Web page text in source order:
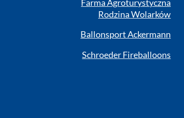
Farma Agroturystyczna
Rodzina Wolarków
Ballonsport Ackermann
Schroeder Fireballoons